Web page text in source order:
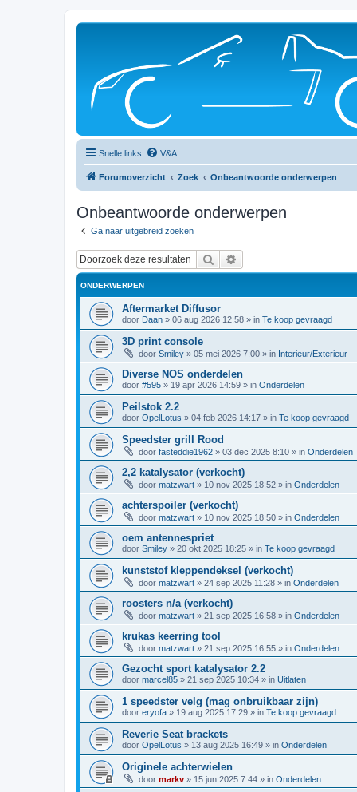
Snelle links V&A
Forumoverzicht Zoek Onbeantwoorde onderwerpen
Onbeantwoorde onderwerpen
Ga naar uitgebreid zoeken
Zoek
ONDERWERPEN
Aftermarket Diffusor
door Daan » 06 aug 2026 12:58 » in Te koop gevraagd
3D print console
door Smiley » 05 mei 2026 7:00 » in Interieur/Exterieur
Diverse NOS onderdelen
door #595 » 19 apr 2026 14:59 » in Onderdelen
Peilstok 2.2
door OpelLotus » 04 feb 2026 14:17 » in Te koop gevraagd
Speedster grill Rood
door fasteddie1962 » 03 dec 2025 8:10 » in Onderdelen
2,2 katalysator (verkocht)
door matzwart » 10 nov 2025 18:52 » in Onderdelen
achterspoiler (verkocht)
door matzwart » 10 nov 2025 18:50 » in Onderdelen
oem antennespriet
door Smiley » 20 okt 2025 18:25 » in Te koop gevraagd
kunststof kleppendeksel (verkocht)
door matzwart » 24 sep 2025 11:28 » in Onderdelen
roosters n/a (verkocht)
door matzwart » 21 sep 2025 16:58 » in Onderdelen
krukas keerring tool
door matzwart » 21 sep 2025 16:55 » in Onderdelen
Gezocht sport katalysator 2.2
door marcel85 » 21 sep 2025 10:34 » in Uitlaten
1 speedster velg (mag onbruikbaar zijn)
door eryofa » 19 aug 2025 17:29 » in Te koop gevraagd
Reverie Seat brackets
door OpelLotus » 13 aug 2025 16:49 » in Onderdelen
Originele achterwielen
door markv » 15 jun 2025 7:44 » in Onderdelen